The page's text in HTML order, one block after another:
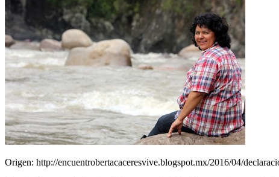
Origen: http://encuentrobertacaceresvive.blogspot.mx/2016/04/